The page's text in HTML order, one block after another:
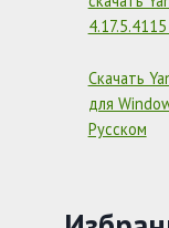
Скачать
для
Русском